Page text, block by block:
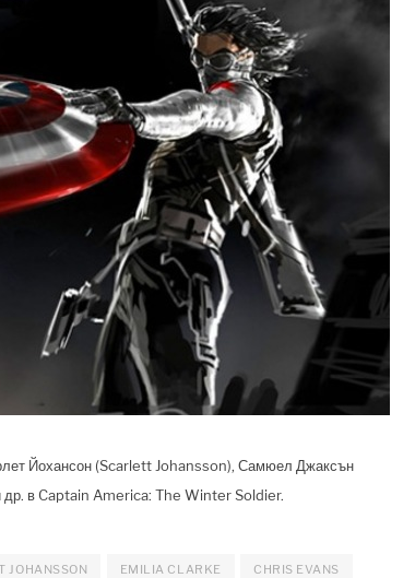
Йохансон (Scarlett Johansson), Самюел Джаксън
в Captain America: The Winter Soldier.
JOHANSSON EMILIA CLARKE CHRIS EVANS